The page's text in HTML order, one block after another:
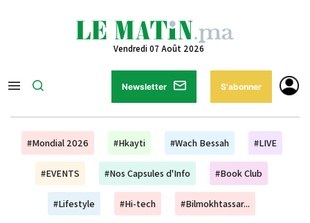
Vendredi 07 Août 2026
Newsletter S'abonner
#Mondial 2026 #Hkayti #Wach Bessah #LIVE
#EVENTS #Nos Capsules d'Info #Book Club
#Lifestyle #Hi-tech #Bilmokhtassar...